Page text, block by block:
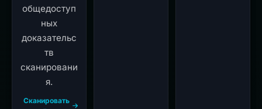
общедоступ
ных
доказательс
тв
сканировани
я.
Сканировать